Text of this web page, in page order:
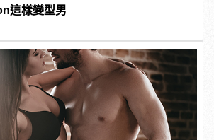
這樣變型男